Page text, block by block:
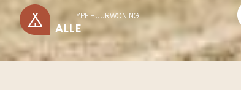
TYPE HUURWONING